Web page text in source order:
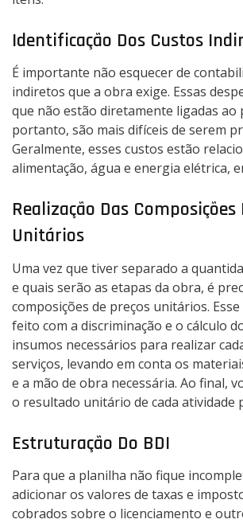
Identificação Dos Custos
É importante não esquecer de
indiretos que a obra exige. Essas
que não estão diretamente ligadas ao
portanto, são mais difíceis de serem
Geralmente, esses custos estão
alimentação, água e energia elétrica,
Realização Das Composições
Unitários
Uma vez que tiver separado a
e quais serão as etapas da obra, é
composições de preços unitários.
feito com a discriminação e o cálculo
insumos necessários para realizar
serviços, levando em conta os
e a mão de obra necessária. Ao final,
o resultado unitário de cada atividade
Estruturação Do BDI
Para que a planilha não fique
adicionar os valores de taxas e
cobrados sobre o licenciamento e